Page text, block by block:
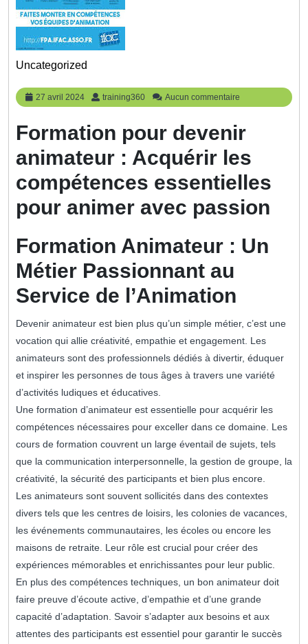
Uncategorized
27 avril 2024
27
avril
training360 training360
Aucun commentaire
Formation pour devenir
animateur : Acquérir les
compétences essentielles
pour animer avec passion
Formation Animateur : Un
Métier Passionnant au
Service de l’Animation
Devenir animateur est bien plus qu’un simple métier, c’est une
vocation qui allie créativité, empathie et engagement. Les
animateurs sont des professionnels dédiés à divertir, éduquer
et inspirer les personnes de tous âges à travers une variété
d’activités ludiques et éducatives.
Une formation d’animateur est essentielle pour acquérir les
compétences nécessaires pour exceller dans ce domaine. Les
cours de formation couvrent un large éventail de sujets, tels
que la communication interpersonnelle, la gestion de groupe, la
créativité, la sécurité des participants et bien plus encore.
Les animateurs sont souvent sollicités dans des contextes
divers tels que les centres de loisirs, les colonies de vacances,
les événements communautaires, les écoles ou encore les
maisons de retraite. Leur rôle est crucial pour créer des
expériences mémorables et enrichissantes pour leur public.
En plus des compétences techniques, un bon animateur doit
faire preuve d’écoute active, d’empathie et d’une grande
capacité d’adaptation. Savoir s’adapter aux besoins et aux
attentes des participants est essentiel pour garantir le succès